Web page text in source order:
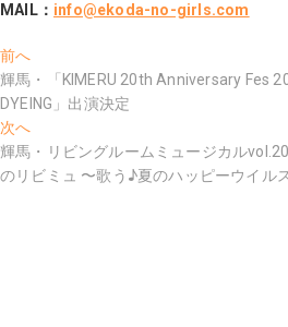
MAIL： info@ekoda-no-girls.com
投
稿
ナ
ビ
前へ
去
の
稿:
輝馬・「KIMERU 20th Anniversary Fes
DYEING」出演決定
次へ
の
投
輝馬・リビングルームミュージカル
のリビミュ 〜歌う♪夏のハッピーウイル